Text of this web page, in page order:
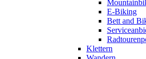
E-Biking
Bett and
Klettern